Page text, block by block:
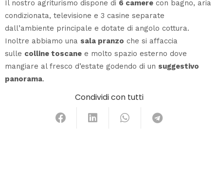
Il nostro agriturismo dispone di 6 camere con bagno, aria
condizionata, televisione e 3 casine separate
dall’ambiente principale e dotate di angolo cottura.
Inoltre abbiamo una sala pranzo che si affaccia
sulle colline toscane e molto spazio esterno dove
mangiare al fresco d’estate godendo di un suggestivo
panorama.
Condividi con tutti